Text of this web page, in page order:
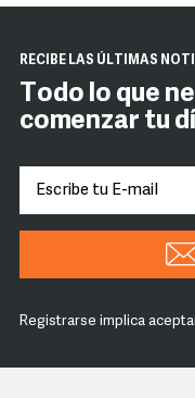
RECIBE LAS ÚLTIMAS
Todo lo que
comenzar tu
Registrarse implica